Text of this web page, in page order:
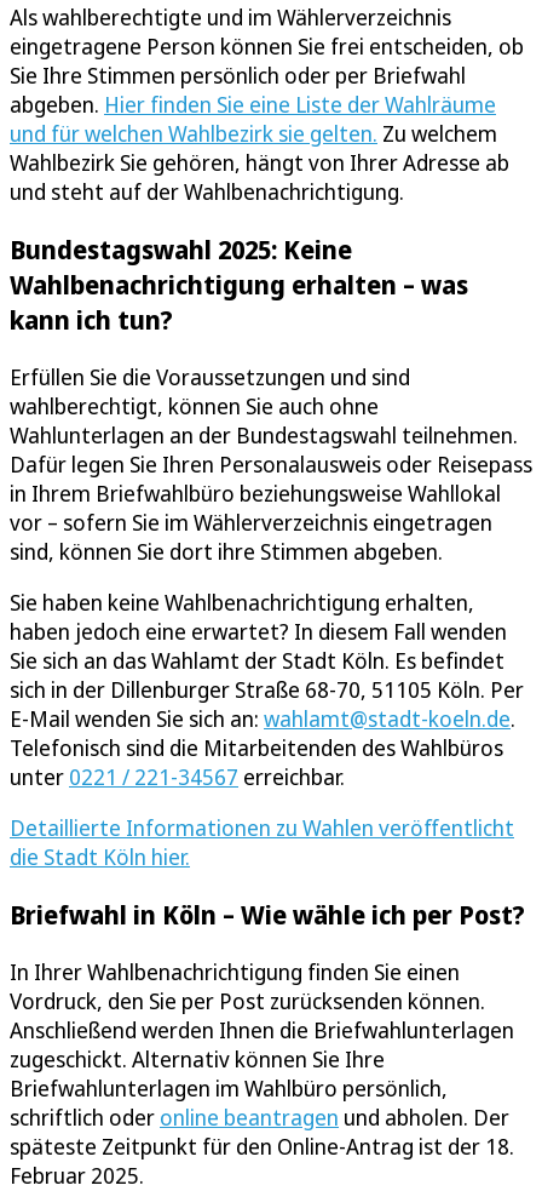
Als wahlberechtigte und im Wählerverzeichnis
eingetragene Person können Sie frei entscheiden, ob
Sie Ihre Stimmen persönlich oder per Briefwahl
abgeben. Hier finden Sie eine Liste der Wahlräume
und für welchen Wahlbezirk sie gelten. Zu welchem
Wahlbezirk Sie gehören, hängt von Ihrer Adresse ab
und steht auf der Wahlbenachrichtigung.
Bundestagswahl 2025: Keine
Wahlbenachrichtigung erhalten – was
kann ich tun?
Erfüllen Sie die Voraussetzungen und sind
wahlberechtigt, können Sie auch ohne
Wahlunterlagen an der Bundestagswahl teilnehmen.
Dafür legen Sie Ihren Personalausweis oder Reisepass
in Ihrem Briefwahlbüro beziehungsweise Wahllokal
vor – sofern Sie im Wählerverzeichnis eingetragen
sind, können Sie dort ihre Stimmen abgeben.
Sie haben keine Wahlbenachrichtigung erhalten,
haben jedoch eine erwartet? In diesem Fall wenden
Sie sich an das Wahlamt der Stadt Köln. Es befindet
sich in der Dillenburger Straße 68-70, 51105 Köln. Per
E-Mail wenden Sie sich an: wahlamt@stadt-koeln.de.
Telefonisch sind die Mitarbeitenden des Wahlbüros
unter 0221 / 221-34567 erreichbar.
Detaillierte Informationen zu Wahlen veröffentlicht
die Stadt Köln hier.
Briefwahl in Köln – Wie wähle ich per Post?
In Ihrer Wahlbenachrichtigung finden Sie einen
Vordruck, den Sie per Post zurücksenden können.
Anschließend werden Ihnen die Briefwahlunterlagen
zugeschickt. Alternativ können Sie Ihre
Briefwahlunterlagen im Wahlbüro persönlich,
schriftlich oder online beantragen und abholen. Der
späteste Zeitpunkt für den Online-Antrag ist der 18.
Februar 2025.